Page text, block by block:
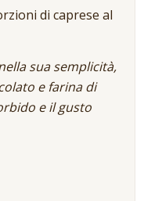
di caprese al
sua semplicità,
e farina di
e il gusto